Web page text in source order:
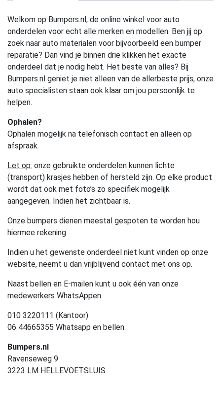
Welkom op Bumpers.nl, de online winkel voor auto
onderdelen voor echt alle merken en modellen. Ben jij op
zoek naar auto materialen voor bijvoorbeeld een bumper
reparatie? Dan vind je binnen drie klikken het exacte
onderdeel dat je nodig hebt. Het beste van alles? Bij
Bumpers.nl geniet je niet alleen van de allerbeste prijs, onze
auto specialisten staan ook klaar om jou persoonlijk te
helpen.
Ophalen?
Ophalen mogelijk na telefonisch contact en alleen op
afspraak.
Let op: onze gebruikte onderdelen kunnen lichte
(transport) krasjes hebben of hersteld zijn. Op elke product
wordt dat ook met foto’s zo specifiek mogelijk
aangegeven. Indien het zichtbaar is.
Onze bumpers dienen meestal gespoten te worden hou
hiermee rekening
Indien u het gewenste onderdeel niet kunt vinden op onze
website, neemt u dan vrijblijvend contact met ons op.
Naast bellen en E-mailen kunt u ook één van onze
medewerkers WhatsAppen.
010 3220111 (Kantoor)
06 44665355 Whatsapp en bellen
Bumpers.nl
Ravenseweg 9
3223 LM HELLEVOETSLUIS